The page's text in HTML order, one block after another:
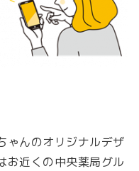
ゃんのオリジナルデザ
お近くの中央薬局グル